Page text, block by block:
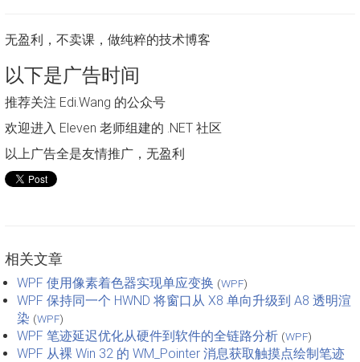
无盈利，不卖课，做纯粹的技术博客
以下是广告时间
推荐关注 Edi.Wang 的公众号
欢迎进入 Eleven 老师组建的 .NET 社区
以上广告全是友情推广，无盈利
相关文章
WPF 使用像素着色器实现单应变换 (WPF)
WPF 保持同一个 HWND 将窗口从 X8 单向升级到 A8 透明渲
染 (WPF)
WPF 笔迹延迟优化从硬件到软件的全链路分析 (WPF)
WPF 从裸 Win 32 的 WM_Pointer 消息获取触摸点绘制笔迹